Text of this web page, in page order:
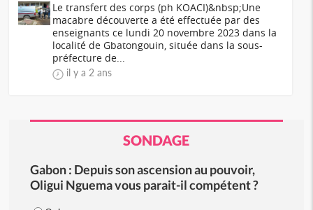
Le transfert des corps (ph KOACI)&nbsp;Une
macabre découverte a été effectuée par des
enseignants ce lundi 20 novembre 2023 dans la
localité de Gbatongouin, située dans la sous-
préfecture de...
il y a 2 ans
SONDAGE
Gabon : Depuis son ascension au pouvoir,
Oligui Nguema vous parait-il compétent ?